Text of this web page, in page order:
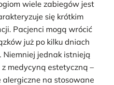
wiele zabiegów jest
się krótkim
Pacjenci mogą wrócić
już po kilku dniach
jednak istnieją
medycyną estetyczną –
na stosowane